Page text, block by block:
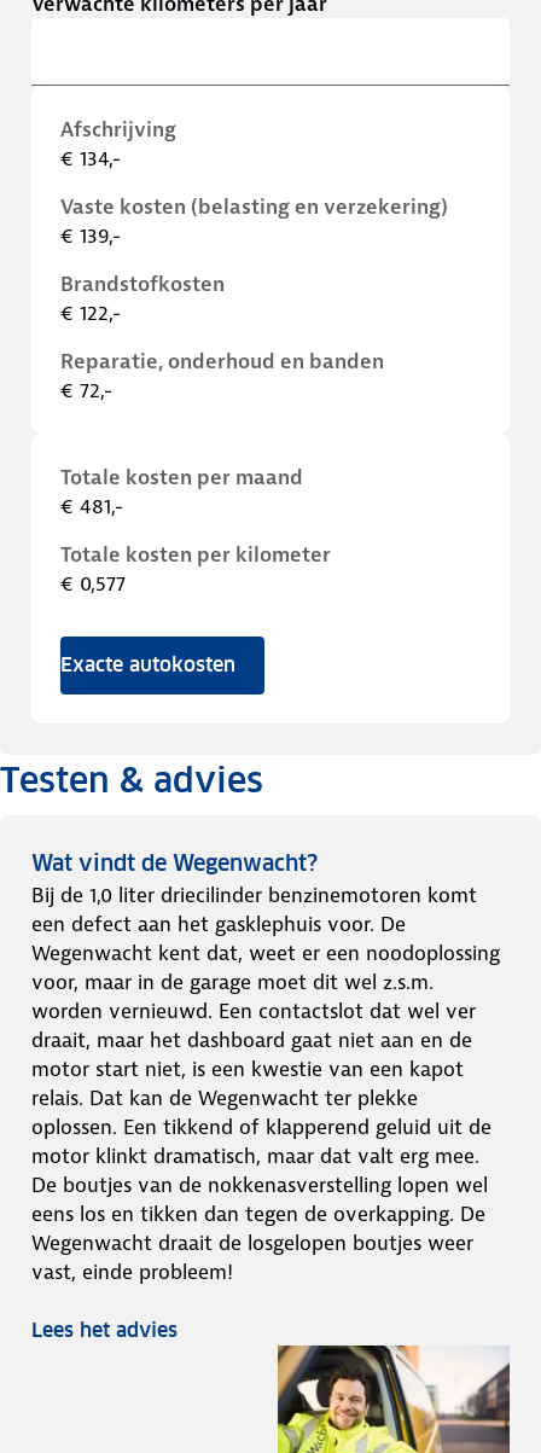
Afschrijving
€ 134,-
Vaste kosten (belasting en verzekering)
€ 139,-
Brandstofkosten
€ 122,-
Reparatie, onderhoud en banden
€ 72,-
Totale kosten per maand
€ 481,-
Totale kosten per kilometer
€ 0,577
Exacte autokosten
Testen & advies
Wat vindt de Wegenwacht?
Bij de 1,0 liter driecilinder benzinemotoren komt
een defect aan het gasklephuis voor. De
Wegenwacht kent dat, weet er een noodoplossing
voor, maar in de garage moet dit wel z.s.m.
worden vernieuwd. Een contactslot dat wel ver
draait, maar het dashboard gaat niet aan en de
motor start niet, is een kwestie van een kapot
relais. Dat kan de Wegenwacht ter plekke
oplossen. Een tikkend of klapperend geluid uit de
motor klinkt dramatisch, maar dat valt erg mee.
De boutjes van de nokkenasverstelling lopen wel
eens los en tikken dan tegen de overkapping. De
Wegenwacht draait de losgelopen boutjes weer
vast, einde probleem!
Lees het advies